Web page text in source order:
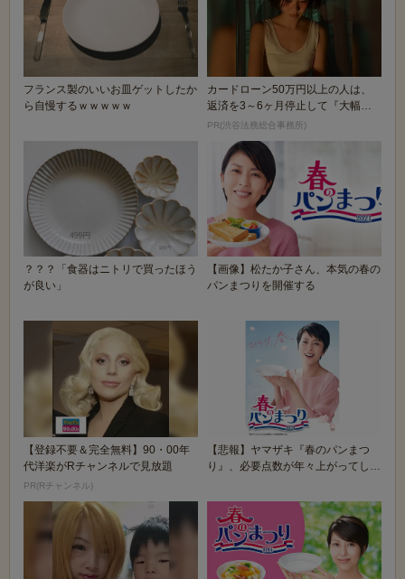
フランス製のいいお皿ゲットしたか
ら自慢するｗｗｗｗｗ
カードローン50万円以上の人は、
返済を3～6ヶ月停止して『大幅に
減額してから返済...
PR(渋谷法務総合事務所)
？？？「食器はニトリで買ったほう
が良い」
【画像】松たか子さん、本気の春の
パンまつりを開催する
【登録不要＆完全無料】90・00年
代洋楽がRチャンネルで見放題
PR(Rチャンネル)
【悲報】ヤマザキ『春のパンまつ
り』、必要点数が年々上がってしま